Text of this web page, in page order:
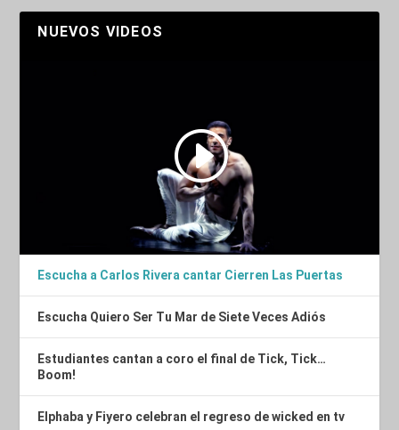
NUEVOS VIDEOS
Escucha a Carlos Rivera cantar Cierren Las Puertas
Escucha Quiero Ser Tu Mar de Siete Veces Adiós
Estudiantes cantan a coro el final de Tick, Tick…
Boom!
Elphaba y Fiyero celebran el regreso de wicked en tv